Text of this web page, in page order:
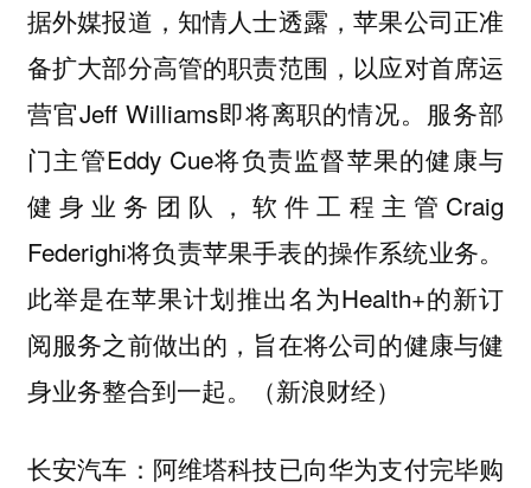
据外媒报道，知情人士透露，苹果公司正准
备扩大部分高管的职责范围，以应对首席运
营官Jeff Williams即将离职的情况。服务部
门主管Eddy Cue将负责监督苹果的健康与
健身业务团队，软件工程主管Craig
Federighi将负责苹果手表的操作系统业务。
此举是在苹果计划推出名为Health+的新订
阅服务之前做出的，旨在将公司的健康与健
身业务整合到一起。（新浪财经）
长安汽车：阿维塔科技已向华为支付完毕购